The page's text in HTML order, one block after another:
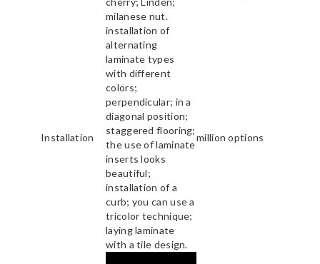
milanese nut.
Installation
installation of
alternating
laminate types
with different
colors;
perpendicular; in a
diagonal position;
staggered flooring;
the use of laminate
inserts looks
beautiful;
installation of a
curb; you can use a
tricolor technique;
laying laminate
with a tile design.
million options